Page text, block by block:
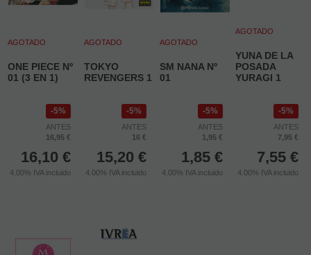
AGOTADO
ONE PIECE Nº
01 (3 EN 1)
5%
ANTES
16,95 €
16,10 €
4.00% IVA incluido
AGOTADO
TOKYO
REVENGERS 1
5%
ANTES
16 €
15,20 €
4.00% IVA incluido
AGOTADO
SM NANA Nº
01
5%
ANTES
1,95 €
1,85 €
4.00% IVA incluido
AGOTADO
YUNA DE LA
POSADA
YURAGI 1
5%
ANTES
7,95 €
7,55 €
4.00% IVA incluido